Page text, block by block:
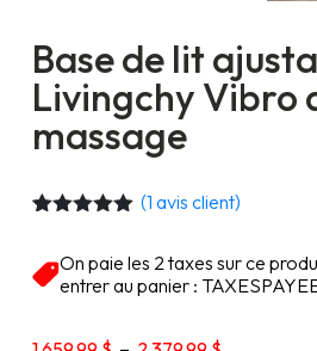
Base de lit
Livingchy Vibro
massage
basé sur
notation
(1 avis client)
On paie les 2 taxes sur ce
entrer au panier :